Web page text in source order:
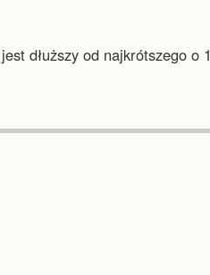
jest dłuższy od najkrótszego o 1